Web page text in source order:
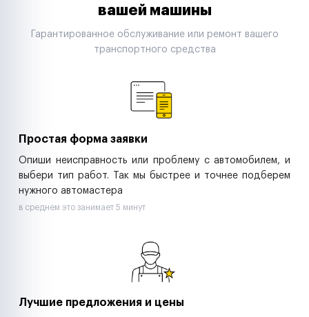
Строительные компании
Аренда спецтехники
вашей машины
Гарантированное обслуживание или ремонт вашего
транспортного средства
Простая форма заявки
Опиши неисправность или проблему с автомобилем, и
выбери тип работ. Так мы быстрее и точнее подберем
нужного автомастера
в среднем это занимает 5 минут
Лучшие предложения и цены